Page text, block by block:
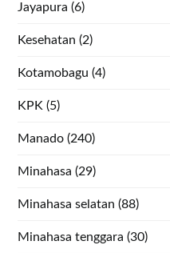
Jayapura (6)
Kesehatan (2)
Kotamobagu (4)
KPK (5)
Manado (240)
Minahasa (29)
Minahasa selatan (88)
Minahasa tenggara (30)